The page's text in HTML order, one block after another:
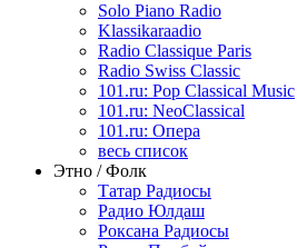
Solo Piano Radio
Klassikaraadio
Radio Classique Paris
Radio Swiss Classic
101.ru: Pop Classical Music
101.ru: NeoClassical
101.ru: Опера
весь список
Этно / Фолк
Татар Радиосы
Радио Юлдаш
Роксана Радиосы